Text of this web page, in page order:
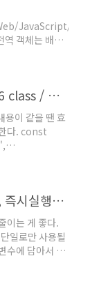
..
JavaScript/
객체는 배열
니다.
의 특정 위치
제목')으로
. 코드에선 보
[JavaScript] 생성자 함수 / this / es6 class / 상속 / 확장
이 같을 땐 효
다. const
//
로 작성하는 암
= last }
[JavaScript] 함수 기초, 화살표 함수, 즉시실행함수(IIFE), 호이스팅, 타이머 함수
이는 게 좋다.
일로만 사용될
수에 담아서 사
름이 있는 함
: 인수